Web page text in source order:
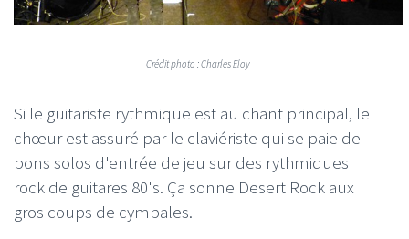
Crédit photo : Charles Eloy
Si le guitariste rythmique est au chant principal, le
chœur est assuré par le claviériste qui se paie de
bons solos d'entrée de jeu sur des rythmiques
rock de guitares 80's. Ça sonne Desert Rock aux
gros coups de cymbales.